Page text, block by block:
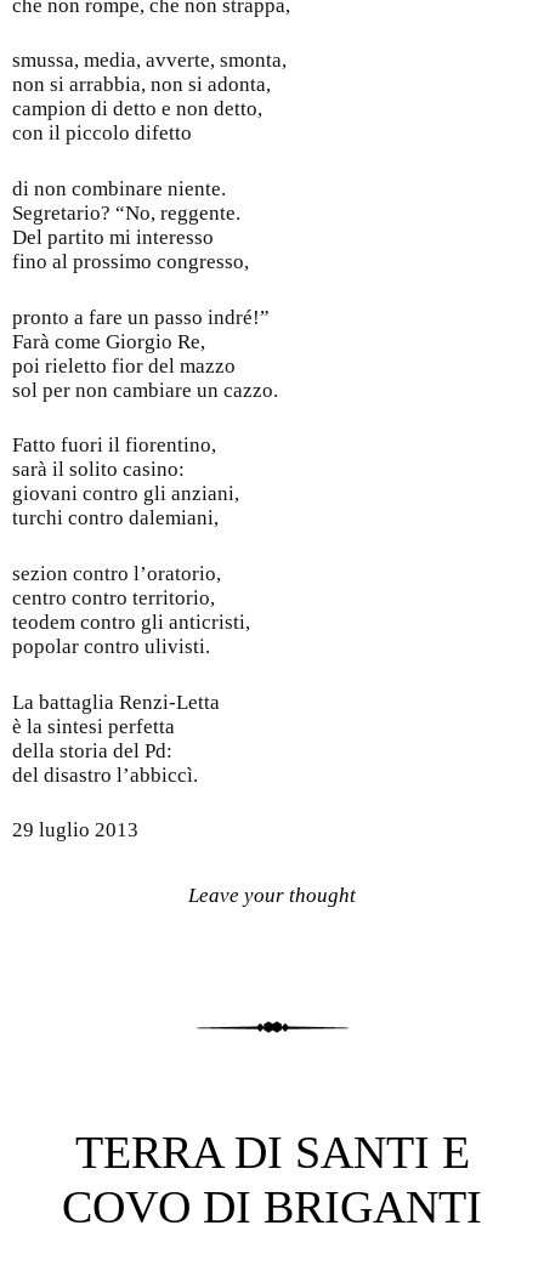
che non rompe, che non strappa,
smussa, media, avverte, smonta,
non si arrabbia, non si adonta,
campion di detto e non detto,
con il piccolo difetto
di non combinare niente.
Segretario? “No, reggente.
Del partito mi interesso
fino al prossimo congresso,
pronto a fare un passo indré!”
Farà come Giorgio Re,
poi rieletto fior del mazzo
sol per non cambiare un cazzo.
Fatto fuori il fiorentino,
sarà il solito casino:
giovani contro gli anziani,
turchi contro dalemiani,
sezion contro l’oratorio,
centro contro territorio,
teodem contro gli anticristi,
popolar contro ulivisti.
La battaglia Renzi-Letta
è la sintesi perfetta
della storia del Pd:
del disastro l’abbiccì.
29 luglio 2013
Leave your thought
TERRA DI SANTI E
COVO DI BRIGANTI